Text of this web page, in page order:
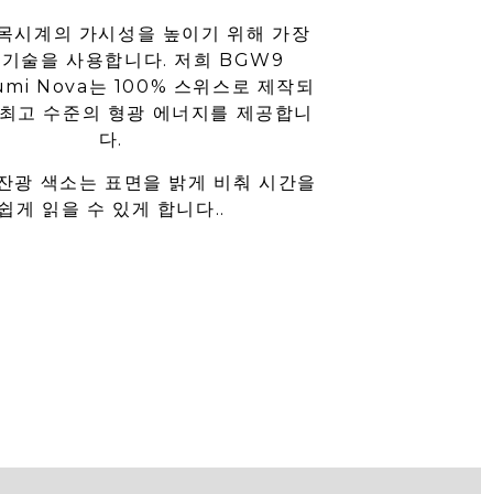
시계의 가시성을 높이기 위해 가장
술을 사용합니다. 저희 BGW9
Nova는 100% 스위스로 제작되
고 수준의 형광 에너지를 제공합니
다.
광 색소는 표면을 밝게 비춰 시간을
게 읽을 수 있게 합니다..